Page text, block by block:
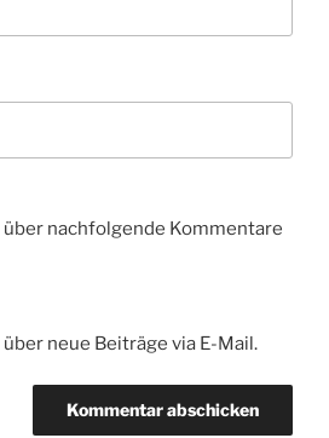
nachfolgende Kommentare
neue Beiträge via E-Mail.